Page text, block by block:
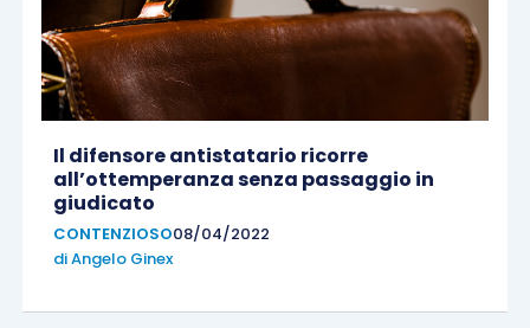
Il difensore antistatario ricorre
all’ottemperanza senza passaggio in
giudicato
CONTENZIOSO08/04/2022
diAngelo Ginex